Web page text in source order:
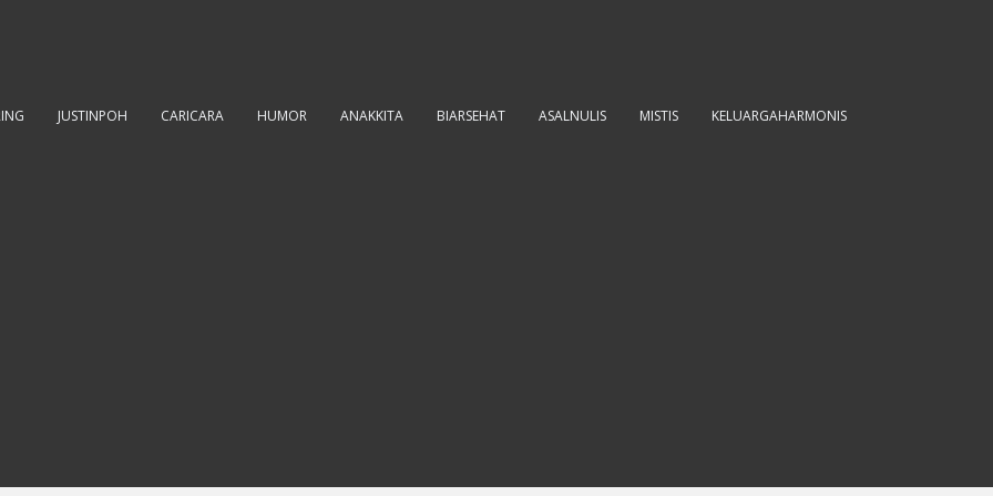
JUSTINPOH CARICARA HUMOR ANAKKITA BIARSEHAT ASALNULIS MISTIS KELUARGAHARMONIS